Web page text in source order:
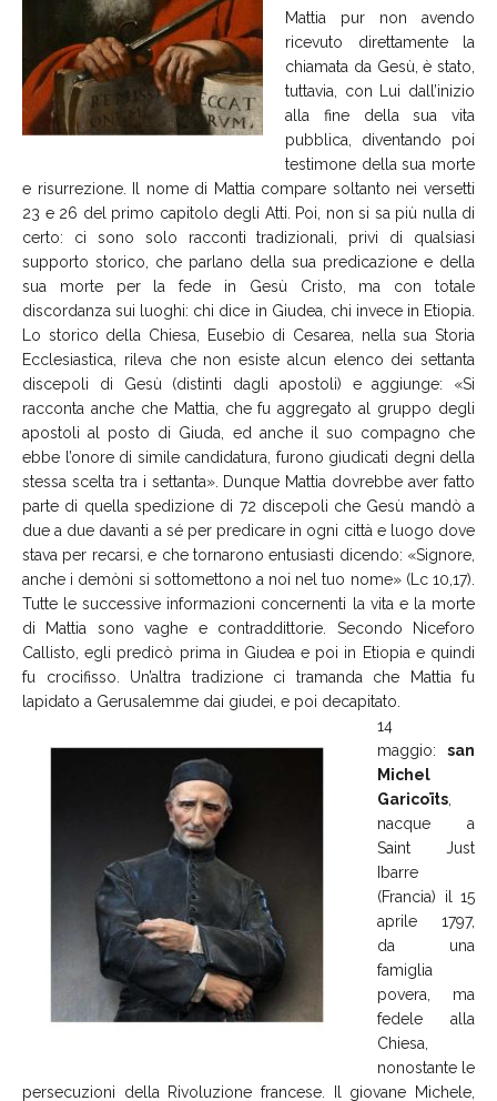
Mattia pur non avendo
ricevuto direttamente la
chiamata da Gesù, è stato,
tuttavia, con Lui dall’inizio
alla fine della sua vita
pubblica, diventando poi
testimone della sua morte
e risurrezione. Il nome di Mattia compare soltanto nei versetti
23 e 26 del primo capitolo degli Atti. Poi, non si sa più nulla di
certo: ci sono solo racconti tradizionali, privi di qualsiasi
supporto storico, che parlano della sua predicazione e della
sua morte per la fede in Gesù Cristo, ma con totale
discordanza sui luoghi: chi dice in Giudea, chi invece in Etiopia.
Lo storico della Chiesa, Eusebio di Cesarea, nella sua Storia
Ecclesiastica, rileva che non esiste alcun elenco dei settanta
discepoli di Gesù (distinti dagli apostoli) e aggiunge: «Si
racconta anche che Mattia, che fu aggregato al gruppo degli
apostoli al posto di Giuda, ed anche il suo compagno che
ebbe l’onore di simile candidatura, furono giudicati degni della
stessa scelta tra i settanta». Dunque Mattia dovrebbe aver fatto
parte di quella spedizione di 72 discepoli che Gesù mandò a
due a due davanti a sé per predicare in ogni città e luogo dove
stava per recarsi, e che tornarono entusiasti dicendo: «Signore,
anche i demòni si sottomettono a noi nel tuo nome» (Lc 10,17).
Tutte le successive informazioni concernenti la vita e la morte
di Mattia sono vaghe e contraddittorie. Secondo Niceforo
Callisto, egli predicò prima in Giudea e poi in Etiopia e quindi
fu crocifisso. Un’altra tradizione ci tramanda che Mattia fu
lapidato a Gerusalemme dai giudei, e poi decapitato.
14
maggio: san
Michel
Garicoïts
nacque a
Saint Just
Ibarre
(Francia) il 15
aprile 1797,
da una
famiglia
povera, ma
fedele alla
Chiesa,
nonostante le
persecuzioni della Rivoluzione francese. Il giovane Michele,